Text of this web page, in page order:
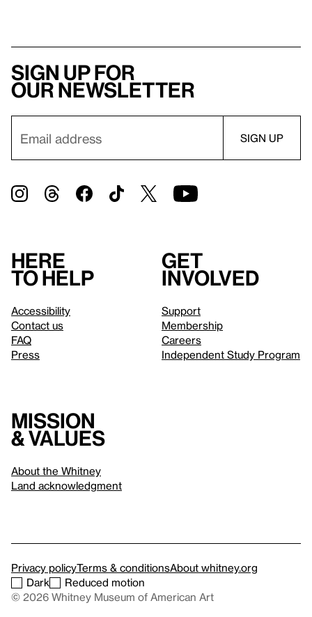
Sign up for
our newsletter
Here
to help
Accessibility
Contact us
FAQ
Press
Get
involved
Support
Membership
Careers
Independent Study Program
Mission
& values
About the Whitney
Land acknowledgment
Privacy policyTerms & conditionsAbout whitney.org
Dark
Reduced motion
© 2026 Whitney Museum of American Art